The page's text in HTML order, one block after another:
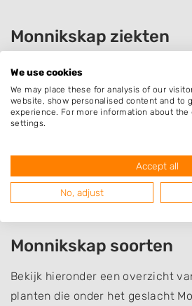
Monnikskap ziekten
Als de monnikskap op een (te)
ook aan wind en zon is
bladluizen hun slag slaan.
eenvoudig bestrijden. Met een
daarna regelmatig. Om ervoor te
bladluizen niet terugkomen,
een betere standplaats voor de
Monnikskap soorten
Bekijk hieronder een overzicht
planten die onder het geslacht
We use cookies
We may place these for analysis of our
website, show personalised content and to
experience. For more information about the
settings.
Accept all
No, adjust